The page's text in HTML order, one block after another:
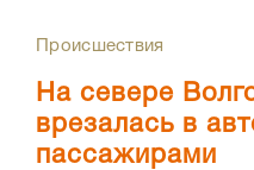
Происшествия
На севере
врезалась в
пассажирами